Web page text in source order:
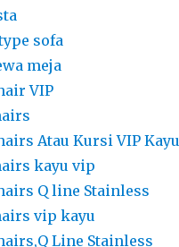
sofa
meja
VIP
Atau Kursi VIP Kayu
kayu vip
Q line Stainless
vip kayu
Line Stainless